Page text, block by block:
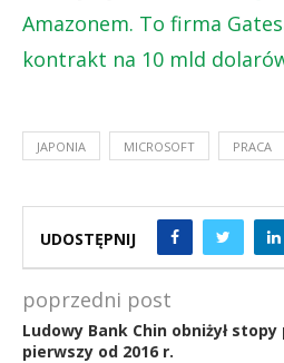
Amazonem. To firma
kontrakt na 10 mld
JAPONIA MICROSOFT PRACA
UDOSTĘPNIJ
poprzedni post
Ludowy Bank Chin obniżył
pierwszy od 2016 r.